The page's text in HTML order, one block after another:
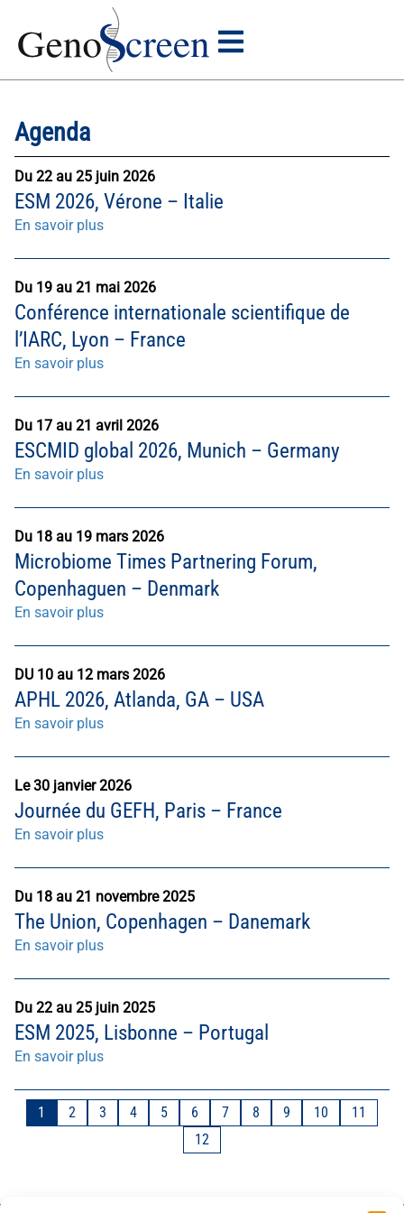
Agenda
Du 22 au 25 juin 2026
ESM 2026, Vérone – Italie
En savoir plus
Du 19 au 21 mai 2026
Conférence internationale scientifique de
l’IARC, Lyon – France
En savoir plus
Du 17 au 21 avril 2026
ESCMID global 2026, Munich – Germany
En savoir plus
Du 18 au 19 mars 2026
Microbiome Times Partnering Forum,
Copenhaguen – Denmark
En savoir plus
DU 10 au 12 mars 2026
APHL 2026, Atlanda, GA – USA
En savoir plus
Le 30 janvier 2026
Journée du GEFH, Paris – France
En savoir plus
Du 18 au 21 novembre 2025
The Union, Copenhagen – Danemark
En savoir plus
Du 22 au 25 juin 2025
ESM 2025, Lisbonne – Portugal
En savoir plus
1 2 3 4 5 6 7 8 9 10
11
12